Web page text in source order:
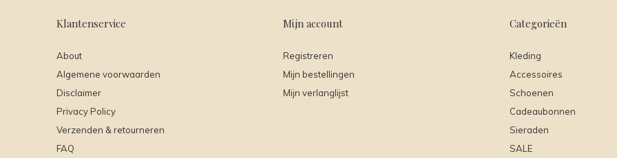
Klantenservice
About
Algemene voorwaarden
Disclaimer
Privacy Policy
Verzenden & retourneren
FAQ
Mijn account
Registreren
Mijn bestellingen
Mijn verlanglijst
Categorieën
Kleding
Accessoires
Schoenen
Cadeaubonnen
Sieraden
SALE